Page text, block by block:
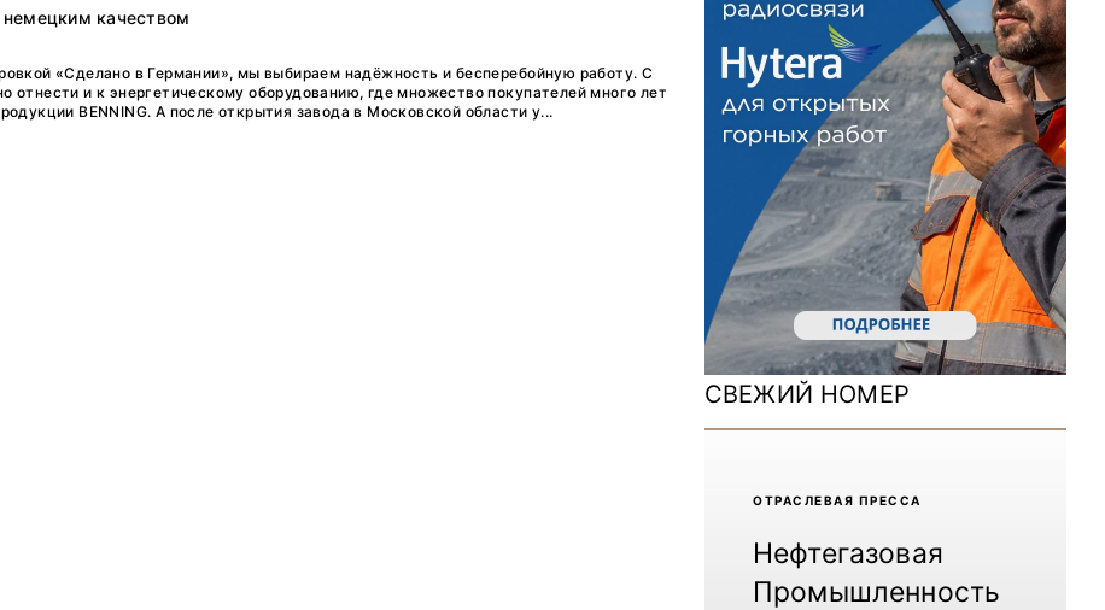
Бренд
Интервью
Рудник 2025
MiningWorld Russia 2025
Уголь России и Майнинг 2025
Рудник 2024 | Обзор выставки
В помощь шахтёру 2024
Уголь России и Майнинг 2024
Mining World Russia 2024
качеством
«Сделано в Германии», мы выбираем надёжность и бесперебойную работу. С
отнести и к энергетическому оборудованию, где множество покупателей много лет
BENNING. А после открытия завода в Московской области у...
СВЕЖИЙ НОМЕР
ОТРАCЛЕВАЯ ПРЕССА
Нефтегазовая
Промышленность